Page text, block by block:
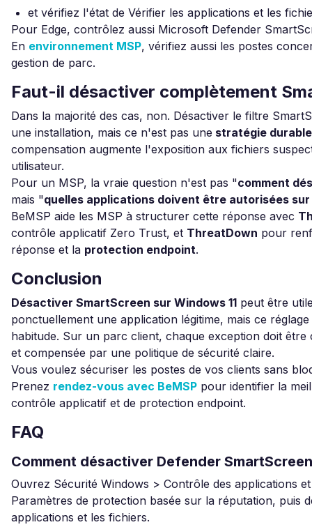
et vérifiez l'état de Vérifier les applications et les
Pour Edge, contrôlez aussi Microsoft Defender
En environnement MSP, vérifiez aussi les postes
gestion de parc.
Faut-il désactiver complètement
Dans la majorité des cas, non. Désactiver le filtre
une installation, mais ce n'est pas une stratégie durable
compensation augmente l'exposition aux fichiers
utilisateur.
Pour un MSP, la vraie question n'est pas "comment
mais "quelles applications doivent être autorisées sur
BeMSP aide les MSP à structurer cette réponse avec
contrôle applicatif Zero Trust, et ThreatDown pour
réponse et la protection endpoint.
Conclusion
Désactiver SmartScreen sur Windows 11 peut être
ponctuellement une application légitime, mais ce
habitude. Sur un parc client, chaque exception doit être
et compensée par une politique de sécurité claire.
Vous voulez sécuriser les postes de vos clients sans
Prenez rendez-vous avec BeMSP pour identifier la
contrôle applicatif et de protection endpoint.
FAQ
Comment désactiver Defender
Ouvrez Sécurité Windows > Contrôle des applications
Paramètres de protection basée sur la réputation, puis
applications et les fichiers.